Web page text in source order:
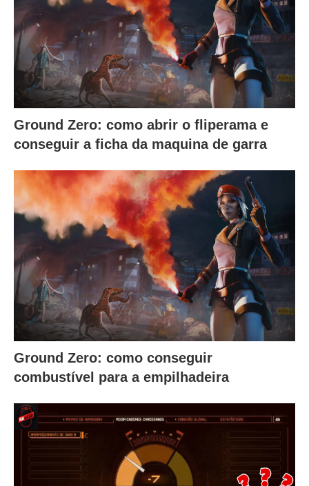
Ground Zero: como abrir o fliperama e
conseguir a ficha da maquina de garra
Ground Zero: como conseguir
combustível para a empilhadeira